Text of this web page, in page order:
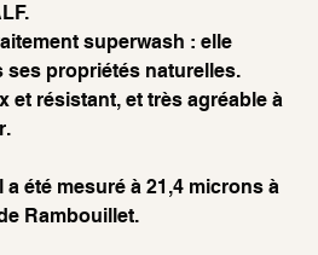
superwash : elle
propriétés naturelles.
et résistant, et très agréable à
été mesuré à 21,4 microns à
Rambouillet.